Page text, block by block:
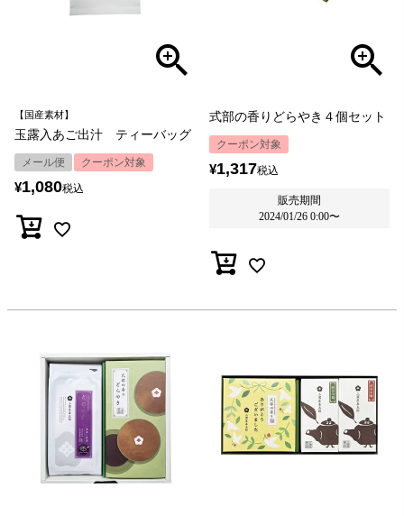
【国産素材】
玉露入あご出汁 ティーバッグ
メール便 クーポン対象
¥1,080税込
式部の香りどらやき４個セット
クーポン対象
¥1,317税込
販売期間
2024/01/26 0:00〜